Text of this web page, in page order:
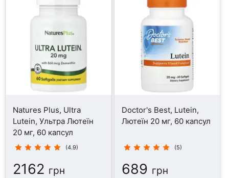
Natures Plus, Ultra
Lutein, Ультра Лютеїн
20 мг, 60 капсул
(4.9)
2162 грн
Doctor's Best, Lutein,
Лютеїн 20 мг, 60 капсул
(5)
689 грн